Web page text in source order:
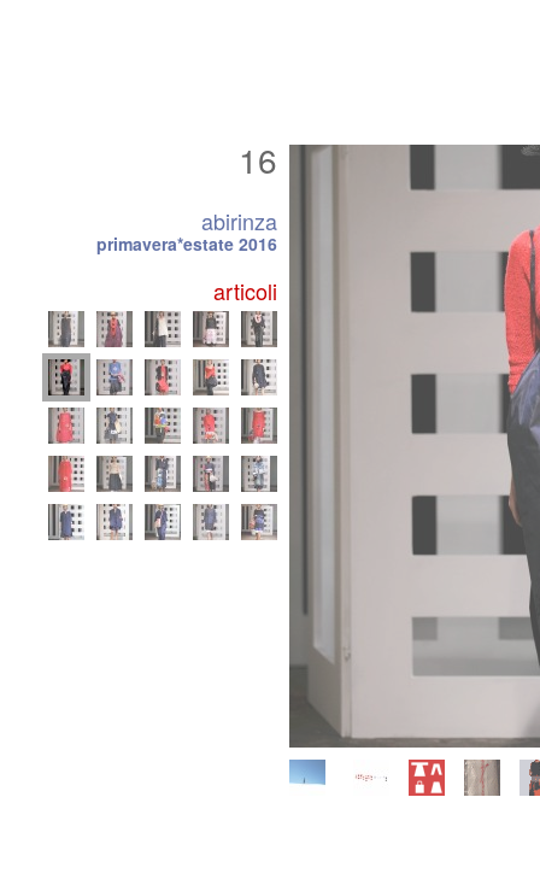
16
abirinza
primavera*estate 2016
articoli